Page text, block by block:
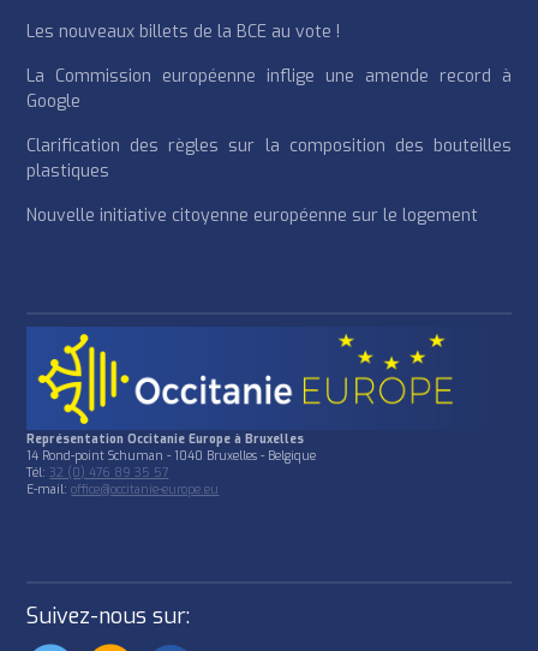
Les nouveaux billets de la BCE au vote !
La Commission européenne inflige une amende record à
Google
Clarification des règles sur la composition des bouteilles
plastiques
Nouvelle initiative citoyenne européenne sur le logement
Représentation Occitanie Europe à Bruxelles
14 Rond-point Schuman - 1040 Bruxelles - Belgique
Tél:32 (0) 476 89 35 57
E-mail:office@occitanie-europe.eu
Suivez-nous sur: